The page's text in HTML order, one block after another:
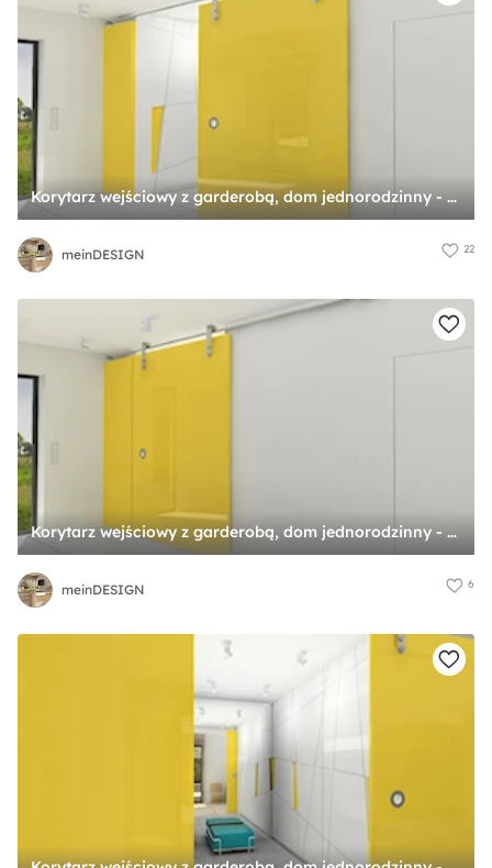
Korytarz wejściowy z garderobą, dom jednorodzinny - Średnia zamknięta garderoba, styl minimalistyczny - zdjęcie od meinDESIGN
meinDESIGN 22
Korytarz wejściowy z garderobą, dom jednorodzinny - Garderoba, styl minimalistyczny - zdjęcie od meinDESIGN
meinDESIGN 6